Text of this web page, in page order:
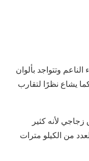
وتتواجد بألوان
يشاع نظرًا لتقارب
لأنه كثير
من الكيلو مترات